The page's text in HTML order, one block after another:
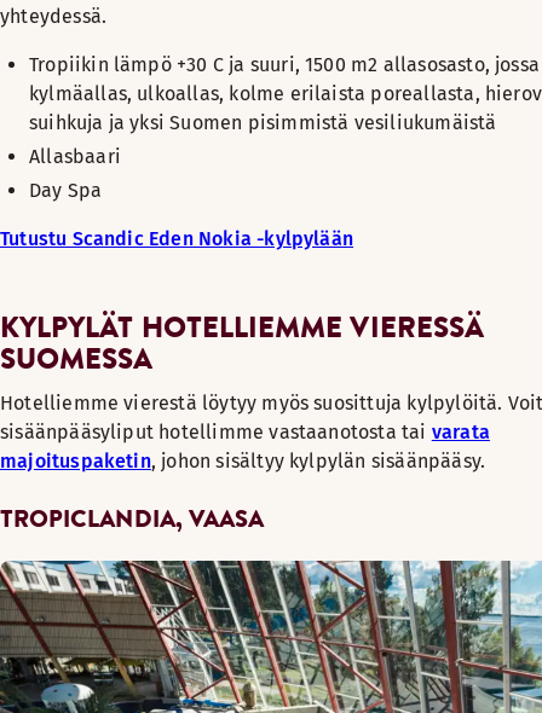
yhteydessä.
Tropiikin lämpö +30 C ja suuri, 1500 m2 allasosasto,
kylmäallas, ulkoallas, kolme erilaista poreallasta,
suihkuja ja yksi Suomen pisimmistä vesiliukumäistä
Allasbaari
Day Spa
Tutustu Scandic Eden Nokia -kylpylään
KYLPYLÄT HOTELLIEMME VIERESSÄ
SUOMESSA
Hotelliemme vierestä löytyy myös suosittuja kylpylöitä.
sisäänpääsyliput hotellimme vastaanotosta tai varata
majoituspaketin, johon sisältyy kylpylän sisäänpääsy.
TROPICLANDIA, VAASA